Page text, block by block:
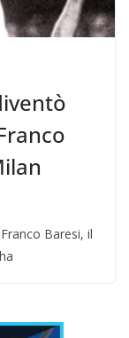
Baresi, il